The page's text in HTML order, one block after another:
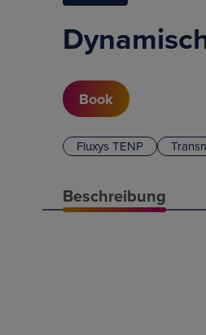
Fluxys TENP
Book
Beschreibung